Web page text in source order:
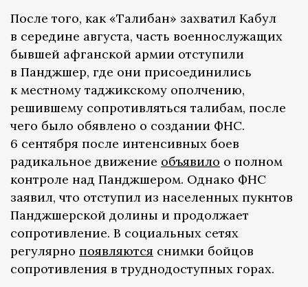
После того, как «Талибан» захватил Кабул
в середине августа, часть военнослужащих
бывшей афганской армии отступили
в Панджшер, где они присоединились
к местному таджикскому ополчению,
решившему сопротивляться талибам, после
чего было обявлено о создании ФНС.
6 сентября после интенсивных боев
радикальное движение объявило о полном
контроле над Панджшером. Однако ФНС
заявил, что отступил из населенных пукнтов
Панджшерской долины и продолжает
сопротивление. В социальных сетях
регулярно появляются снимки бойцов
сопротивления в труднодоступных горах.